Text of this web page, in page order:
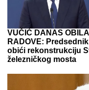
VUČIĆ DANAS
RADOVE:
obići rekonstrukciju
železničkog mosta